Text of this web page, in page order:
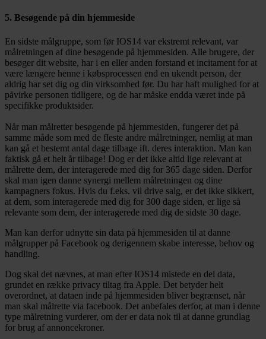
5. Besøgende på din hjemmeside
En sidste målgruppe, som før IOS14 var ekstremt relevant, var
målretningen af dine besøgende på hjemmesiden. Alle brugere, der
besøger dit website, har i en eller anden forstand et incitament for at
være længere henne i købsprocessen end en ukendt person, der
aldrig har set dig og din virksomhed før. Du har haft mulighed for at
påvirke personen tidligere, og de har måske endda været inde på
specifikke produktsider.
Når man målretter besøgende på hjemmesiden, fungerer det på
samme måde som med de fleste andre målretninger, nemlig at man
kan gå et bestemt antal dage tilbage ift. deres interaktion. Man kan
faktisk gå et helt år tilbage! Dog er det ikke altid lige relevant at
målrette dem, der interagerede med dig for 365 dage siden. Derfor
skal man igen danne synergi mellem målretningen og dine
kampagners fokus. Hvis du f.eks. vil drive salg, er det ikke sikkert,
at dem, som interagerede med dig for 300 dage siden, er lige så
relevante som dem, der interagerede med dig de sidste 30 dage.
Man kan derfor udnytte sin data på hjemmesiden til at danne
målgrupper på Facebook og derigennem skabe interesse, behov og
handling.
Dog skal det nævnes, at man efter IOS14 mistede en del data,
grundet en række privacy tiltag fra Apple. Det betyder helt
overordnet, at dataen inde på hjemmesiden bliver begrænset, når
man skal målrette via facebook. Det anbefales derfor, at man i denne
type målretning vurderer, om der er data nok til at danne grundlag
for brug af annoncekroner.